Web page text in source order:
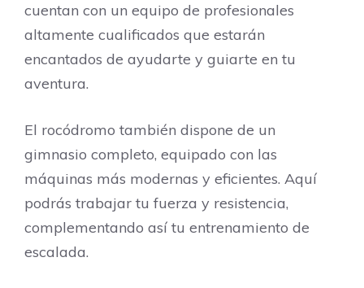
cuentan con un equipo de profesionales
altamente cualificados que estarán
encantados de ayudarte y guiarte en tu
aventura.
El rocódromo también dispone de un
gimnasio completo, equipado con las
máquinas más modernas y eficientes. Aquí
podrás trabajar tu fuerza y resistencia,
complementando así tu entrenamiento de
escalada.